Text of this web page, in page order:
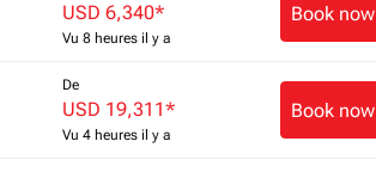
USD 6,340*
Vu 8 heures il y a
Book now
De
USD 19,311*
Vu 4 heures il y a
Book now